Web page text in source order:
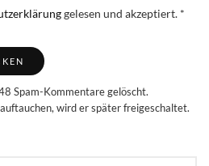
gelesen und akzeptiert. *
Spam-Kommentare gelöscht.
wird er später freigeschaltet.